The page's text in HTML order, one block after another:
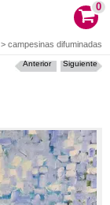
0
> campesinas difuminadas
Siguiente
Anterior